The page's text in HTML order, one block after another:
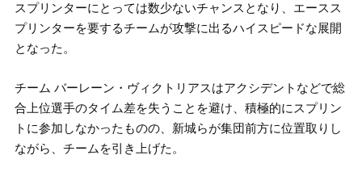
スプリンターにとっては数少ないチャンスとなり、エースス
プリンターを要するチームが攻撃に出るハイスピードな展開
となった。
チーム バーレーン・ヴィクトリアスはアクシデントなどで総
合上位選手のタイム差を失うことを避け、積極的にスプリン
トに参加しなかったものの、新城らが集団前方に位置取りし
ながら、チームを引き上げた。